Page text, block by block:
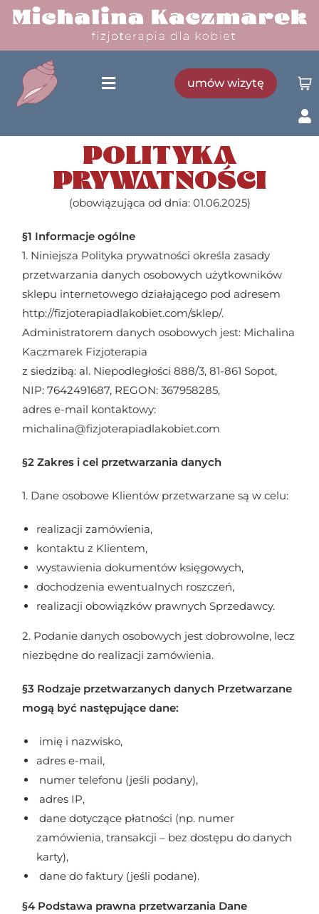
umów wizytę
POLITYKA
PRYWATNOŚCI
(obowiązująca od dnia: 01.06.2025)
§1 Informacje ogólne
1. Niniejsza Polityka prywatności określa zasady
przetwarzania danych osobowych użytkowników
sklepu internetowego działającego pod adresem
http://fizjoterapiadlakobiet.com/sklep/.
Administratorem danych osobowych jest: Michalina
Kaczmarek Fizjoterapia
z siedzibą: al. Niepodległości 888/3, 81-861 Sopot,
NIP: 7642491687, REGON: 367958285,
adres e-mail kontaktowy:
michalina@fizjoterapiadlakobiet.com
§2 Zakres i cel przetwarzania danych
1. Dane osobowe Klientów przetwarzane są w celu:
realizacji zamówienia,
kontaktu z Klientem,
wystawienia dokumentów księgowych,
dochodzenia ewentualnych roszczeń,
realizacji obowiązków prawnych Sprzedawcy.
2. Podanie danych osobowych jest dobrowolne, lecz
niezbędne do realizacji zamówienia.
§3 Rodzaje przetwarzanych danych Przetwarzane
mogą być następujące dane:
imię i nazwisko,
adres e-mail,
numer telefonu (jeśli podany),
adres IP,
dane dotyczące płatności (np. numer
zamówienia, transakcji – bez dostępu do danych
karty),
dane do faktury (jeśli podane).
§4 Podstawa prawna przetwarzania Dane